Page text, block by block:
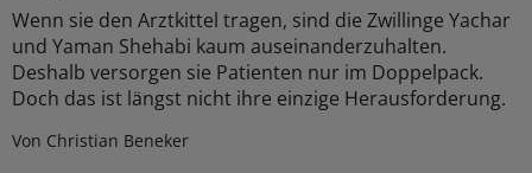
Wenn sie den Arztkittel tragen, sind die Zwillinge Yachar
und Yaman Shehabi kaum auseinanderzuhalten.
Deshalb versorgen sie Patienten nur im Doppelpack.
Doch das ist längst nicht ihre einzige Herausforderung.
Von Christian Beneker